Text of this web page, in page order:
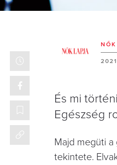
És mi
Egészség
Majd megüti a
tekintete.